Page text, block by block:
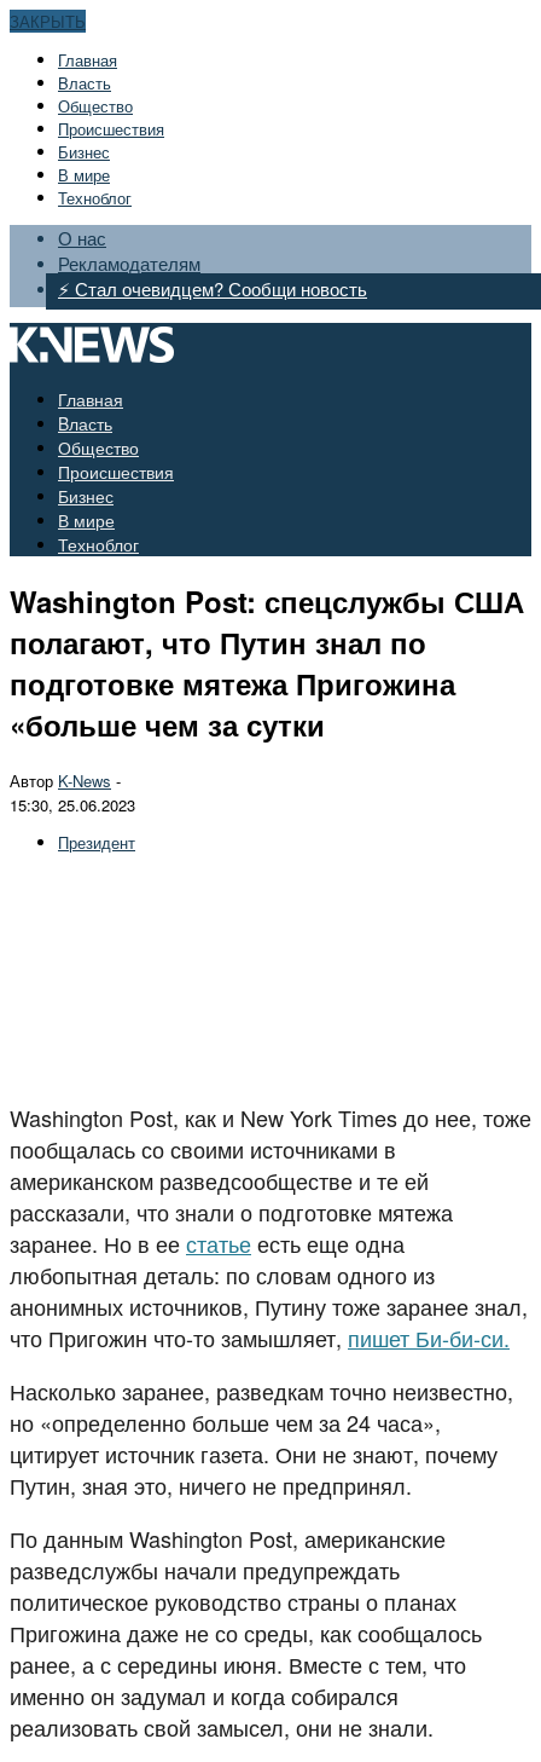
ЗАКРЫТЬ
Главная
Bласть
Общество
Происшествия
Бизнес
В мире
Техноблог
О нас
Рекламодателям
⚡ Стал очевидцем? Сообщи новость
Главная
Bласть
Общество
Происшествия
Бизнес
В мире
Техноблог
Washington Post: спецслужбы США
полагают, что Путин знал по
подготовке мятежа Пригожина
«больше чем за сутки
Автор K-News -
15:30, 25.06.2023
Президент
Washington Post, как и New York Times до нее, тоже
пообщалась со своими источниками в
американском разведсообществе и те ей
рассказали, что знали о подготовке мятежа
заранее. Но в еестатьеесть еще одна
любопытная деталь: по словам одного из
анонимных источников, Путину тоже заранее знал,
что Пригожин что-то замышляет, пишет Би-би-си.
Насколько заранее, разведкам точно неизвестно,
но «определенно больше чем за 24 часа»,
цитирует источник газета. Они не знают, почему
Путин, зная это, ничего не предпринял.
По данным Washington Post, американские
разведслужбы начали предупреждать
политическое руководство страны о планах
Пригожина даже не со среды, как сообщалось
ранее, а с середины июня. Вместе с тем, что
именно он задумал и когда собирался
реализовать свой замысел, они не знали.